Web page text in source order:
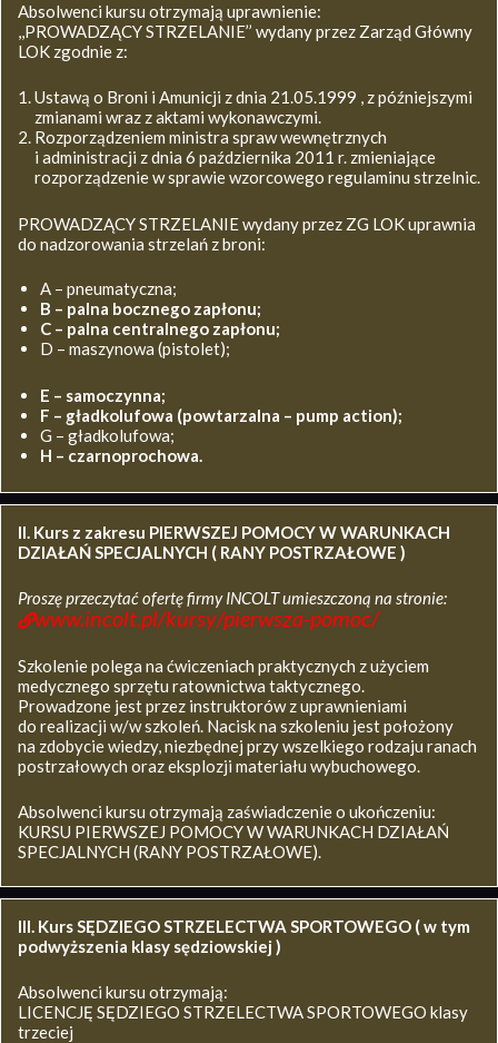
Absolwenci kursu otrzymają uprawnienie:
,,PROWADZĄCY STRZELANIE’’ wydany przez Zarząd Główny
LOK zgodnie z:
Ustawą o Broni i Amunicji z dnia 21.05.1999 , z późniejszymi
zmianami wraz z aktami wykonawczymi.
Rozporządzeniem ministra spraw wewnętrznych
i administracji z dnia 6 października 2011 r. zmieniające
rozporządzenie w sprawie wzorcowego regulaminu strzelnic.
PROWADZĄCY STRZELANIE wydany przez ZG LOK uprawnia
do nadzorowania strzelań z broni:
A – pneumatyczna;
B – palna bocznego zapłonu;
C – palna centralnego zapłonu;
D – maszynowa (pistolet);
E – samoczynna;
F – gładkolufowa (powtarzalna – pump action);
G – gładkolufowa;
H – czarnoprochowa.
II. Kurs z zakresu PIERWSZEJ POMOCY W WARUNKACH
DZIAŁAŃ SPECJALNYCH ( RANY POSTRZAŁOWE )
Proszę przeczytać ofertę firmy INCOLT umieszczoną na stronie:
www.incolt.pl/kursy/pierwsza-pomoc/
Szkolenie polega na ćwiczeniach praktycznych z użyciem
medycznego sprzętu ratownictwa taktycznego.
Prowadzone jest przez instruktorów z uprawnieniami
do realizacji w/w szkoleń. Nacisk na szkoleniu jest położony
na zdobycie wiedzy, niezbędnej przy wszelkiego rodzaju ranach
postrzałowych oraz eksplozji materiału wybuchowego.
Absolwenci kursu otrzymają zaświadczenie o ukończeniu:
KURSU PIERWSZEJ POMOCY W WARUNKACH DZIAŁAŃ
SPECJALNYCH (RANY POSTRZAŁOWE).
III. Kurs SĘDZIEGO STRZELECTWA SPORTOWEGO ( w tym
podwyższenia klasy sędziowskiej )
Absolwenci kursu otrzymają:
LICENCJĘ SĘDZIEGO STRZELECTWA SPORTOWEGO klasy
trzeciej